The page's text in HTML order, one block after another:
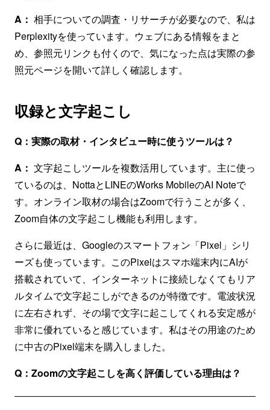
A： 相手についての調査・リサーチが必要なので、私は
Perplexityを使っています。ウェブにある情報をまと
め、参照元リンクも付くので、気になった点は実際の参
照元ページを開いて詳しく確認します。
収録と文字起こし
Q：実際の取材・インタビュー時に使うツールは？
A： 文字起こしツールを複数活用しています。主に使っ
ているのは、NottaとLINEのWorks MobileのAI Noteで
す。オンライン取材の場合はZoomで行うことが多く、
Zoom自体の文字起こし機能も利用します。
さらに最近は、Googleのスマートフォン「Pixel」シリ
ーズも使っています。このPixelはスマホ端末内にAIが
搭載されていて、インターネットに接続しなくてもリア
ルタイムで文字起こしができるのが特徴です。電波状況
に左右されず、その場で文字に起こしてくれる安定感が
非常に優れていると感じています。私はその用途のため
に中古のPixel端末を購入しました。
Q：Zoomの文字起こしを高く評価している理由は？